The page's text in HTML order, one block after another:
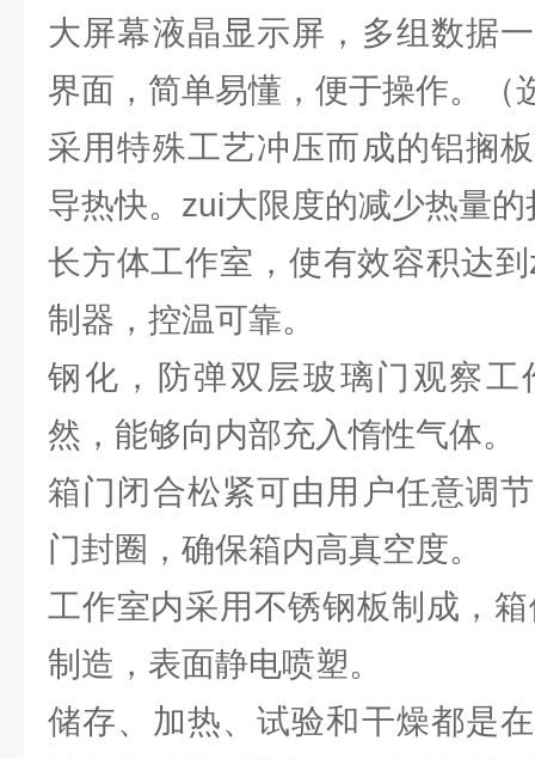
大屏幕液晶显示屏，多组数据
界面，简单易懂，便于操作。（
采用特殊工艺冲压而成的铝搁
导热快。zui大限度的减少热量的
长方体工作室，使有效容积达
制器，控温可靠。
钢化，防弹双层玻璃门观察工
然，能够向内部充入惰性气体。
箱门闭合松紧可由用户任意调
门封圈，确保箱内高真空度。
工作室内采用不锈钢板制成，
制造，表面静电喷塑。
储存、加热、试验和干燥都是